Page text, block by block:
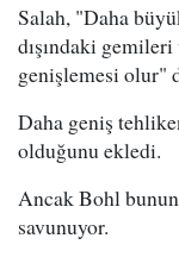
Salah, "Daha
dışındaki
genişlemesi olur"
Daha geniş
olduğunu ekledi.
Ancak Bohl bunun
savunuyor.